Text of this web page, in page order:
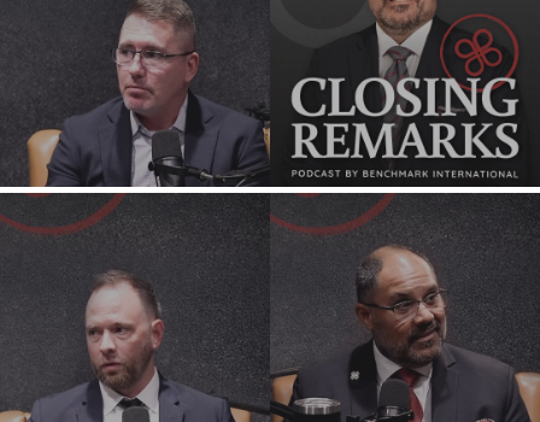
VENDEDORES
VENDER UN
NEGOCIO
HACER CRECER UN
NEGOCIO
ESTRATEGIAS DE
FUSIONES Y
ADQUISICIONES
BENCHMARK??
EXPLORAR
HISTORIAS
RECURSOS PARA
VENDEDORES
INDUSTRIAS
ARQUITECTURA E
INGENIERÍA
PRODUCTOS Y
SERVICIOS
EMPRESARIALES
CONSTRUCCIÓN
CONSUMIDOR,
ALIMENTOS Y
VENTA
MINORISTA
ENERGÍA,
RECURSOS Y
SERVICIOS
PÚBLICOS